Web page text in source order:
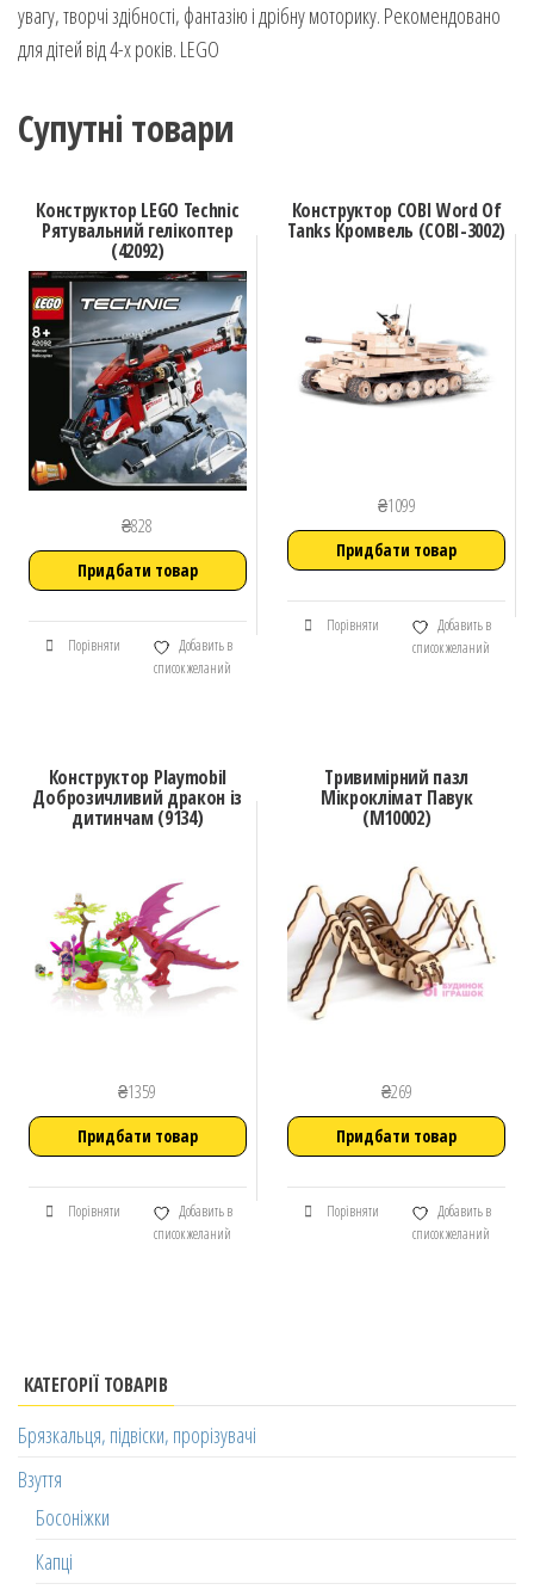
увагу, творчі здібності, фантазію і дрібну моторику. Рекомендовано
для дітей від 4-х років. LEGO
Супутні товари
Конструктор LEGO Technic
Рятувальний гелікоптер
(42092)
₴828
Придбати товар
Порівняти
Добавить в
список желаний
Конструктор COBI Word Of
Tanks Кромвель (COBI-3002)
₴1099
Придбати товар
Порівняти
Добавить в
список желаний
Конструктор Playmobil
Доброзичливий дракон із
дитинчам (9134)
₴1359
Придбати товар
Порівняти
Добавить в
список желаний
Тривимірний пазл
Мікроклімат Павук
(М10002)
₴269
Придбати товар
Порівняти
Добавить в
список желаний
КАТЕГОРІЇ ТОВАРІВ
Брязкальця, підвіски, прорізувачі
Взуття
Босоніжки
Капці